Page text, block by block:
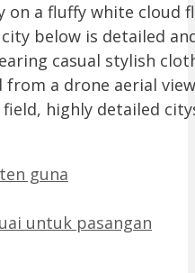
on a fluffy white cloud
below is detailed
casual stylish
from a drone aerial
highly detailed
guna
untuk pasangan